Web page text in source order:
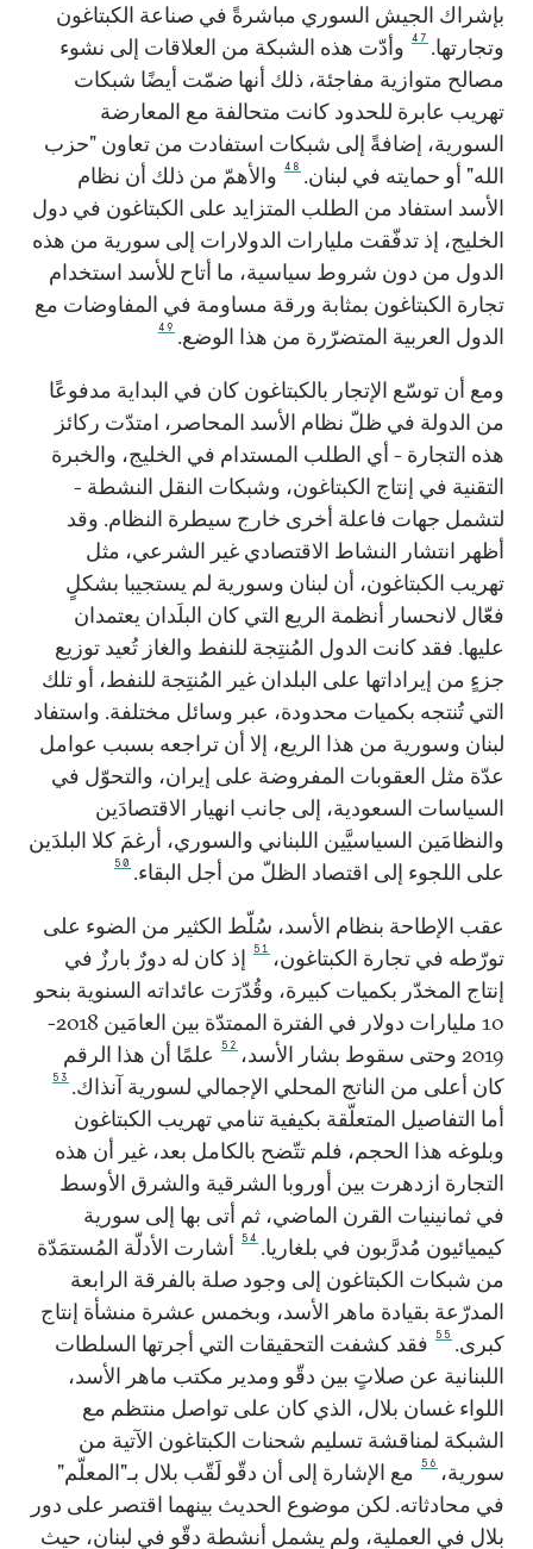
بإشراك الجيش السوري مباشرةً في صناعة الكبتاغون
وتجارتها. 47 وأدّت هذه الشبكة من العلاقات إلى نشوء
مصالح متوازية مفاجئة، ذلك أنها ضمّت أيضًا شبكات
تهريب عابرة للحدود كانت متحالفة مع المعارضة
السورية، إضافةً إلى شبكات استفادت من تعاون "حزب
الله" أو حمايته في لبنان. 48 والأهمّ من ذلك أن نظام
الأسد استفاد من الطلب المتزايد على الكبتاغون في دول
الخليج، إذ تدفّقت مليارات الدولارات إلى سورية من هذه
الدول من دون شروط سياسية، ما أتاح للأسد استخدام
تجارة الكبتاغون بمثابة ورقة مساومة في المفاوضات مع
الدول العربية المتضرّرة من هذا الوضع. 49
ومع أن توسّع الإتجار بالكبتاغون كان في البداية مدفوعًا
من الدولة في ظلّ نظام الأسد المحاصر، امتدّت ركائز
هذه التجارة - أي الطلب المستدام في الخليج، والخبرة
التقنية في إنتاج الكبتاغون، وشبكات النقل النشطة -
لتشمل جهات فاعلة أخرى خارج سيطرة النظام. وقد
أظهر انتشار النشاط الاقتصادي غير الشرعي، مثل
تهريب الكبتاغون، أن لبنان وسورية لم يستجيبا بشكلٍ
فعّال لانحسار أنظمة الريع التي كان البلَدان يعتمدان
عليها. فقد كانت الدول المُنتِجة للنفط والغاز تُعيد توزيع
جزءٍ من إيراداتها على البلدان غير المُنتِجة للنفط، أو تلك
التي تُنتجه بكميات محدودة، عبر وسائل مختلفة. واستفاد
لبنان وسورية من هذا الريع، إلا أن تراجعه بسبب عوامل
عدّة مثل العقوبات المفروضة على إيران، والتحوّل في
السياسات السعودية، إلى جانب انهيار الاقتصادَين
والنظامَين السياسيَّين اللبناني والسوري، أرغمَ كلا البلدَين
على اللجوء إلى اقتصاد الظلّ من أجل البقاء. 50
عقب الإطاحة بنظام الأسد، سُلّط الكثير من الضوء على
تورّطه في تجارة الكبتاغون، 51
إذ كان له دورٌ بارزٌ في
إنتاج المخدّر بكميات كبيرة، وقُدّرَت عائداته السنوية بنحو
10 مليارات دولار في الفترة الممتدّة بين العامَين 2018-
2019 وحتى سقوط بشار الأسد،
52
علمًا أن هذا الرقم
كان أعلى من الناتج المحلي الإجمالي لسورية آنذاك. 53
أما التفاصيل المتعلّقة بكيفية تنامي تهريب الكبتاغون
وبلوغه هذا الحجم، فلم تتّضح بالكامل بعد، غير أن هذه
التجارة ازدهرت بين أوروبا الشرقية والشرق الأوسط
في ثمانينيات القرن الماضي، ثم أتى بها إلى سورية
كيميائيون مُدرَّبون في بلغاريا. 54
أشارت الأدلّة المُستمَدّة
من شبكات الكبتاغون إلى وجود صلة بالفرقة الرابعة
المدرّعة بقيادة ماهر الأسد، وبخمس عشرة منشأة إنتاج
كبرى. 55
فقد كشفت التحقيقات التي أجرتها السلطات
اللبنانية عن صلاتٍ بين دقّو ومدير مكتب ماهر الأسد،
اللواء غسان بلال، الذي كان على تواصل منتظم مع
الشبكة لمناقشة تسليم شحنات الكبتاغون الآتية من
سورية، 56
مع الإشارة إلى أن دقّو لَقّب بلال بـ"المعلّم"
في محادثاته. لكن موضوع الحديث بينهما اقتصر على دور
بلال في العملية، ولم يشمل أنشطة دقّو في لبنان، حيث